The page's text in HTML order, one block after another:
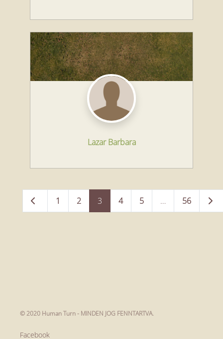
Lazar Barbara
Posts
navigation
Newer posts
1 2 3 4 5 … 56
© 2020 Human Turn - MINDEN JOG FENNTARTVA.
Facebook